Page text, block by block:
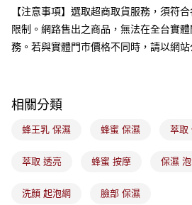
大哥付你分期
相關說明
【大哥付你分期使用說明】
成交易。
4.訂單成立30分鐘內，如未前往確認交易或遇
【繳款方式說明】
醒簡訊。
運送方式
付款後全家取貨
【注意事項】選取超商取貨服務，須符
限制。網路售出之商品，無法在全台實
務。若與實體門市價格不同時，請以網站
相關分類
蜂王乳 保濕 蜂蜜 保濕 萃取
萃取 透亮 蜂蜜 按摩 保濕
洗顏 起泡網 臉部 保濕